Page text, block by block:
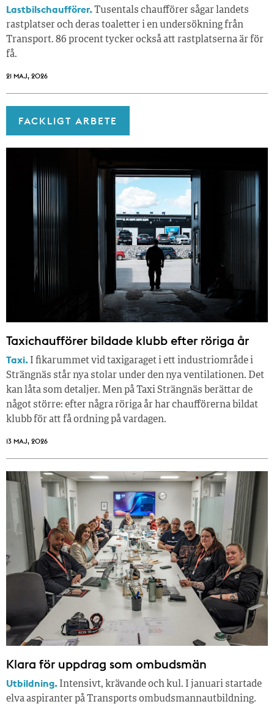
Lastbilschaufförer.Tusentals chaufförer sågar landets
rastplatser och deras toaletter i en undersökning från
Transport. 86 procent tycker också att rastplatserna är för
få.
21 MAJ, 2026
FACKLIGT ARBETE
Taxichaufförer bildade klubb efter röriga år
Taxi. I fikarummet vid taxigaraget i ett industriområde i
Strängnäs står nya stolar under den nya ventilationen. Det
kan låta som detaljer. Men på Taxi Strängnäs berättar de
något större: efter några röriga år har chaufförerna bildat
klubb för att få ordning på vardagen.
13 MAJ, 2026
Klara för uppdrag som ombudsmän
Utbildning. Intensivt, krävande och kul. I januari startade
elva aspiranter på Transports ombudsmannautbildning.